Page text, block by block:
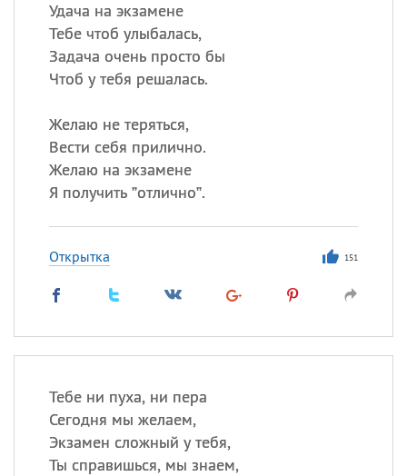
Удача на экзамене
Тебе чтоб улыбалась,
Задача очень просто бы
Чтоб у тебя решалась.
Желаю не теряться,
Вести себя прилично.
Желаю на экзамене
Я получить ”отлично”.
Открытка 151
Тебе ни пуха, ни пера
Сегодня мы желаем,
Экзамен сложный у тебя,
Ты справишься, мы знаем,
ИМЕНА
Посмотреть значениеи